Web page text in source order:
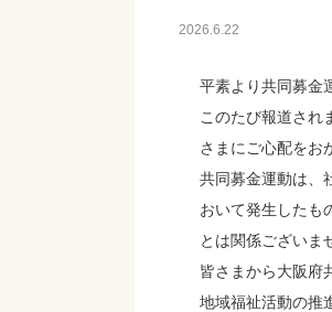
2026.6.22
平素より共同募金
このたび報道され
さまにご心配をお
共同募金運動は、
おいて発生したも
とは関係ございま
皆さまから大阪府
地域福祉活動の推